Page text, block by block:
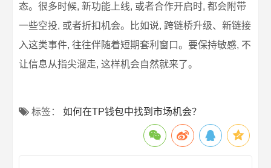
态。很多时候, 新功能上线, 或者合作开启时, 都会附带
一些空投, 或者折扣机会。比如说, 跨链桥升级、新链接
入这类事件, 往往伴随着短期套利窗口。要保持敏感, 不
让信息从指尖溜走, 这样机会自然就来了。
标签： 如何在TP钱包中找到市场机会？